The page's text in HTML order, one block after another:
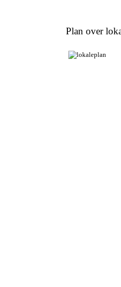
Plan over